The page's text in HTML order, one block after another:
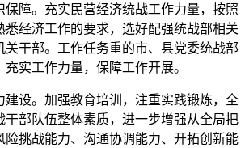
保障。充实民营经济统战工作力量，按照
悉经济工作的要求，选好配强统战部相关
关干部。工作任务重的市、县党委统战部
实工作力量，保障工作开展。
建设。加强教育培训，注重实践锻炼，全
干部队伍整体素质，进一步增强从全局把
险挑战能力、沟通协调能力、开拓创新能